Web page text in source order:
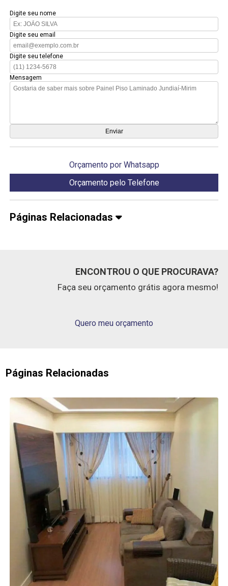
Digite seu nome
Digite seu email
Digite seu telefone
Mensagem
Orçamento por Whatsapp
Orçamento pelo Telefone
Páginas Relacionadas
ENCONTROU O QUE PROCURAVA?
Faça seu orçamento grátis agora mesmo!
Quero meu orçamento
Páginas Relacionadas